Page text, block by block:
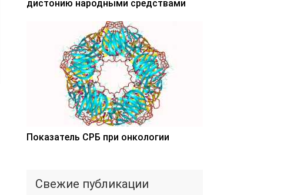
дистонию народными средствами
Показатель СРБ при онкологии
Свежие публикации